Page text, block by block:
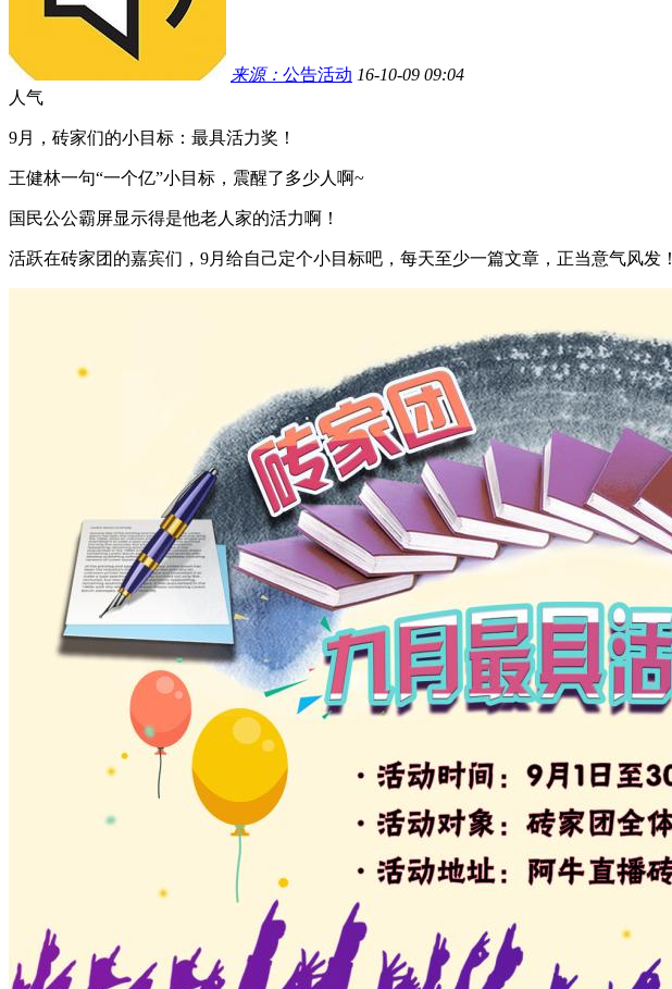
来源： 公告活动 16-10-09 09:04
人气
9月，砖家们的小目标：最具活力奖！
王健林一句“一个亿”小目标，震醒了多少人啊~
国民公公霸屏显示得是他老人家的活力啊！
活跃在砖家团的嘉宾们，9月给自己定个小目标吧，每天至少一篇文章，正当意气风发！